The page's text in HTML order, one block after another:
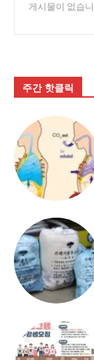
게시물이 없습
주간 핫클릭